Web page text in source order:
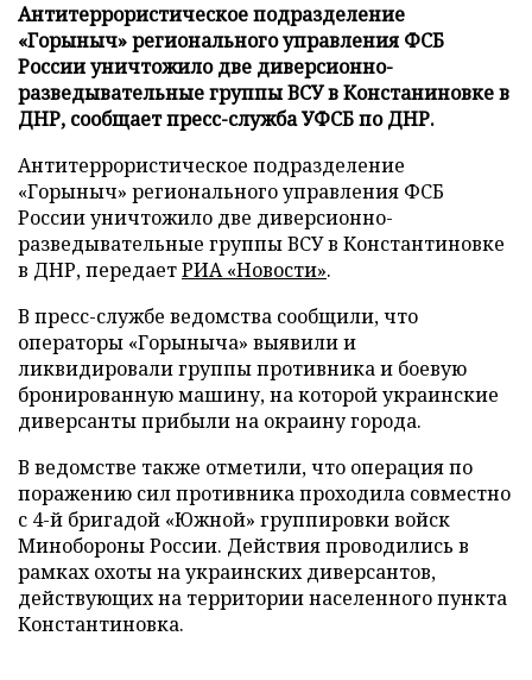
Антитеррористическое подразделение
«Горыныч» регионального управления ФСБ
России уничтожило две диверсионно-
разведывательные группы ВСУ в Констаниновке в
ДНР, сообщает пресс-служба УФСБ по ДНР.
Антитеррористическое подразделение
«Горыныч» регионального управления ФСБ
России уничтожило две диверсионно-
разведывательные группы ВСУ в Константиновке
в ДНР, передаетРИА «Новости».
В пресс-службе ведомства сообщили, что
операторы «Горыныча» выявили и
ликвидировали группы противника и боевую
бронированную машину, на которой украинские
диверсанты прибыли на окраину города.
В ведомстве также отметили, что операция по
поражению сил противника проходила совместно
с 4-й бригадой «Южной» группировки войск
Минобороны России. Действия проводились в
рамках охоты на украинских диверсантов,
действующих на территории населенного пункта
Константиновка.